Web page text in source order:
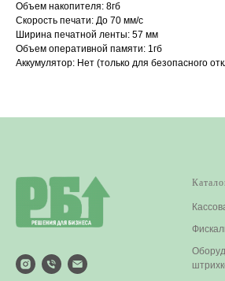
Объем накопителя: 8гб
Скорость печати: До 70 мм/с
Ширина печатной ленты: 57 мм
Объем оперативной памяти: 1гб
Аккумулятор: Нет (только для безопасного